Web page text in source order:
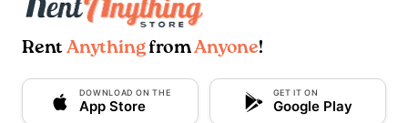
Rent AnythingfromAnyone!
DOWNLOAD ON THE
App Store
GET IT ON
Google Play